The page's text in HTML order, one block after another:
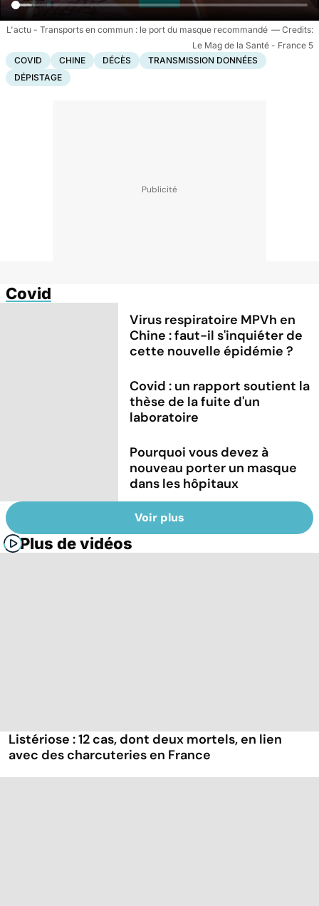
L'actu - Transports en commun : le port du masque recommandé
Le Mag de la Santé - France 5
COVID
CHINE DÉCÈS
TRANSMISSION DONNÉES
DÉPISTAGE
Covid
Virus respiratoire MPVh en
Chine : faut-il s'inquiéter de
cette nouvelle épidémie ?
Covid : un rapport soutient la
thèse de la fuite d'un
laboratoire
Pourquoi vous devez à
nouveau porter un masque
dans les hôpitaux
Voir plus
Plus de vidéos
Listériose : 12 cas, dont deux mortels, en lien
avec des charcuteries en France